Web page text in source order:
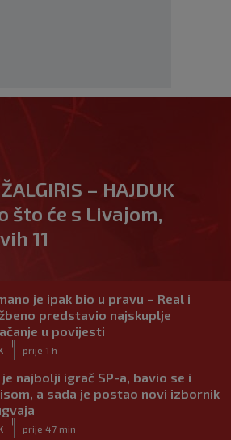
– HAJDUK
što će s Livajom,
11
je ipak bio u pravu – Real i
predstavio najskuplje
u povijesti
prije 1 h
je najbolji igrač SP-a, bavio se i
a sada je postao novi izbornik
prije 47 min